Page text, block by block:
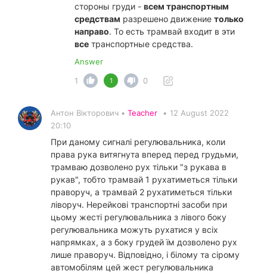
стороны груди - всем транспортным
средствам разрешено движение только
направо. То есть трамвай входит в эти
все транспортные средства.
Answer
1
1 0
Антон Вікторович • Teacher • 12 August 2022
20:10
При даному сигналі регулювальника, коли
права рука витягнута вперед перед грудьми,
трамваю дозволено рух тільки "з рукава в
рукав", тобто трамвай 1 рухатиметься тільки
праворуч, а трамвай 2 рухатиметься тільки
ліворуч. Нерейкові транспортні засоби при
цьому жесті регулювальника з лівого боку
регулювальника можуть рухатися у всіх
напрямках, а з боку грудей їм дозволено рух
лише праворуч. Відповідно, і білому та сірому
автомобілям цей жест регулювальника